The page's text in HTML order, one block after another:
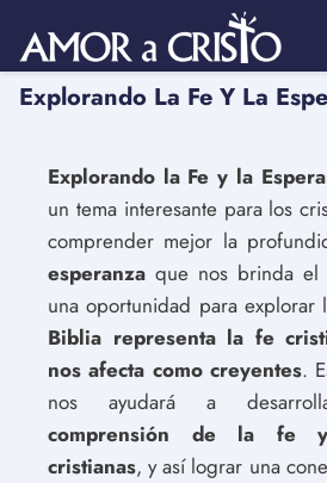
Explorando La Fe Y La
Explorando la Fe y la
un tema interesante para los
comprender mejor la
esperanza que nos brinda el
una oportunidad para explorar
Biblia representa la fe
nos afecta como creyentes.
nos ayudará a
comprensión de la fe
cristianas, y así lograr una